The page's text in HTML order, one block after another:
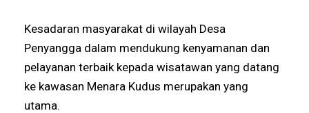
Kesadaran masyarakat di wilayah Desa
Penyangga dalam mendukung kenyamanan dan
pelayanan terbaik kepada wisatawan yang datang
ke kawasan Menara Kudus merupakan yang
utama.